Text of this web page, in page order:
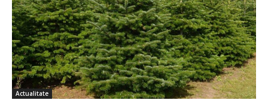
Actualitate